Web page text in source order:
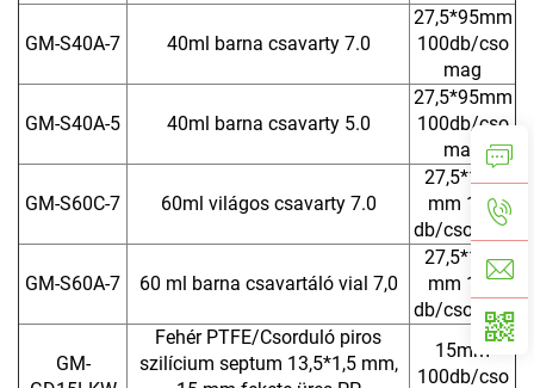
GM-S40A-7 40ml barna csavarty 7.0
27,5*95mm
100db/cso
mag
GM-S40A-5 40ml barna csavarty 5.0
27,5*95mm
100db/cso
mag
GM-S60C-7 60ml világos csavarty 7.0
27,5*140
mm 100
db/csomag
GM-S60A-7 60 ml barna csavartáló vial 7,0
27,5*140
mm 100
db/csomag
GM-
Fehér PTFE/Csorduló piros
szilícium septum 13,5*1,5 mm,
15mm
100db/cso